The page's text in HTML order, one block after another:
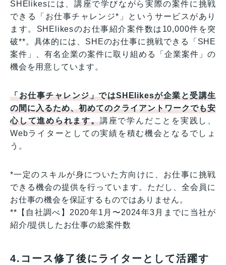
SHElikesには、講座で学びながら実際の案件に挑戦
できる「お仕事チャレンジ*」というサービスがあり
ます。SHElikesのお仕事紹介案件数は10,000件を突
破**。具体的には、SHEのお仕事に挑戦できる「SHE
案件」、有名企業の案件に取り組める「企業案件」の
機会を用意しています。
「お仕事チャレンジ」ではSHElikesが企業と受講生
の間に入るため、初めてのクライアントワークでも安
心して進められます。講座で学んだことを実践し、
Webライターとしての実績を積む機会となるでしょ
う。
*一定のスキルが身についた方向けに、お仕事に挑戦
できる機会の提供を行っています。ただし、全会員に
お仕事の機会を保証するものではありません。
**【自社調べ】2020年1月〜2024年3月までに当社が
紹介/提供したお仕事の総案件数
4.コース修了後にライターとして活躍す